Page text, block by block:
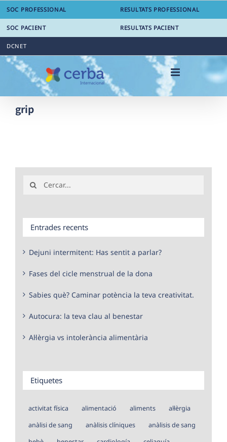
Skip
content
SOC PROFESSIONAL RESULTATS PROFESSIONAL
SOC PACIENT RESULTATS PACIENT
DCNET
grip
for:
Entrades recents
Dejuni intermitent: Has sentit a parlar?
Fases del cicle menstrual de la dona
Sabies què? Caminar potència la teva creativitat.
Autocura: la teva clau al benestar
Al·lèrgia vs intolerància alimentària
Etiquetes
activitat física alimentació aliments
al·lèrgia
anàlisi de sang
anàlisis clíniques
anàlisis de sang